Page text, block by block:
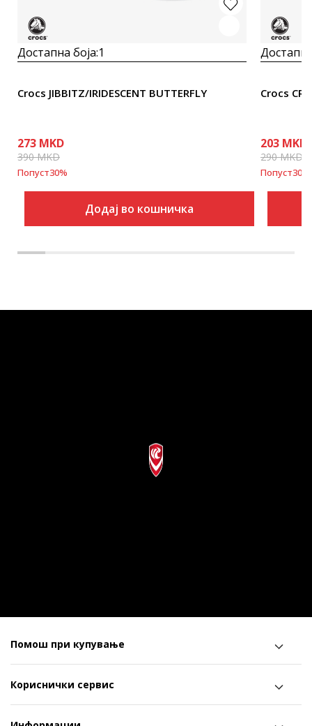
Достапна боја:1
Crocs JIBBITZ/IRIDESCENT BUTTERFLY
273 MKD
390MKD
Попуст30%
Додај во кошничка
Crocs
203 MKD
290MKD
Попуст30
Помош при купување
Кориснички сервис